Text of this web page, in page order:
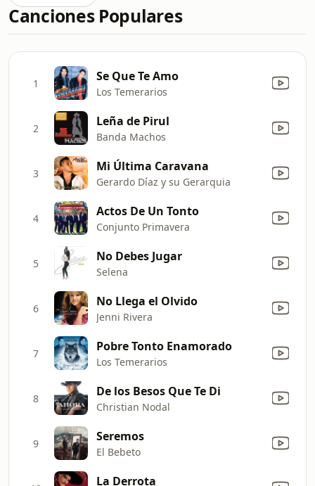
Canciones Populares
1 Se Que Te Amo
Los Temerarios
2 Leña de Pirul
Banda Machos
3 Mi Última Caravana
Gerardo Díaz y su Gerarquia
4 Actos De Un Tonto
Conjunto Primavera
5 No Debes Jugar
Selena
6 No Llega el Olvido
Jenni Rivera
7 Pobre Tonto Enamorado
Los Temerarios
8 De los Besos Que Te Di
Christian Nodal
9 Seremos
El Bebeto
La Derrota